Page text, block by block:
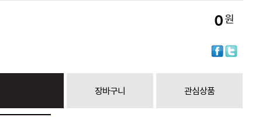
0원
장바구니 관심상품